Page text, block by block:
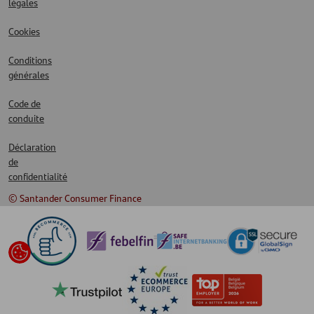
légales
Cookies
Conditions
générales
Code de
conduite
Déclaration
de
confidentialité
© Santander Consumer Finance